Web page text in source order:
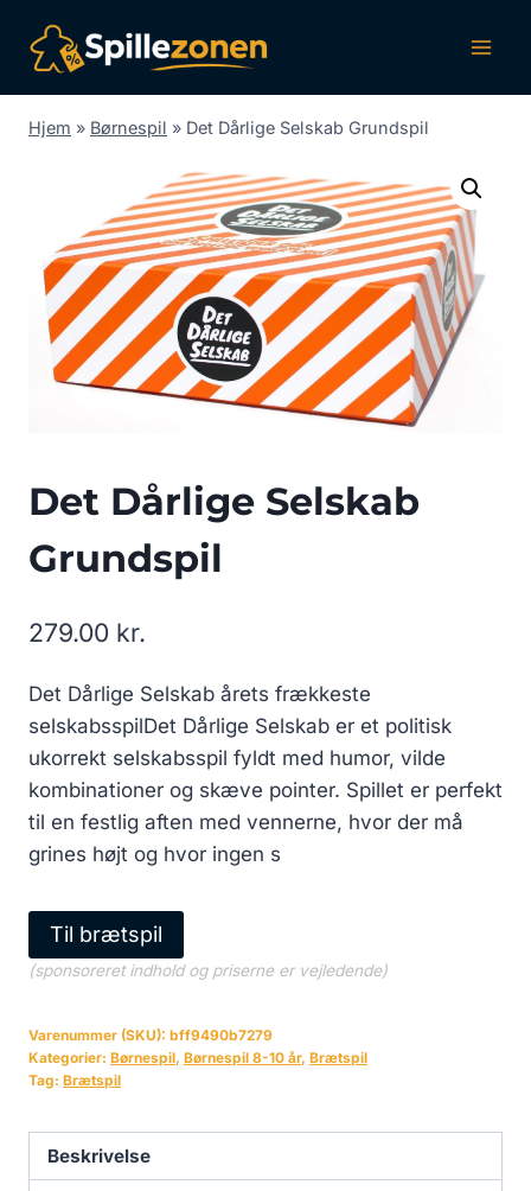
indhold
Hjem » Børnespil » Det Dårlige Selskab Grundspil
Det Dårlige Selskab
Grundspil
279.00 kr.
Det Dårlige Selskab årets frækkeste
selskabsspilDet Dårlige Selskab er et politisk
ukorrekt selskabsspil fyldt med humor, vilde
kombinationer og skæve pointer. Spillet er perfekt
til en festlig aften med vennerne, hvor der må
grines højt og hvor ingen s
Til brætspil
(sponsoreret indhold og priserne er vejledende)
Varenummer (SKU): bff9490b7279
Kategorier: Børnespil, Børnespil 8-10 år, Brætspil
Tag: Brætspil
Beskrivelse